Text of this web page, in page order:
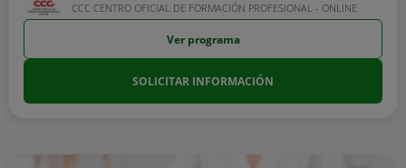
CCC CENTRO OFICIAL DE FORMACIÓN PROFESIONAL - ONLINE
Ver programa
SOLICITAR INFORMACIÓN